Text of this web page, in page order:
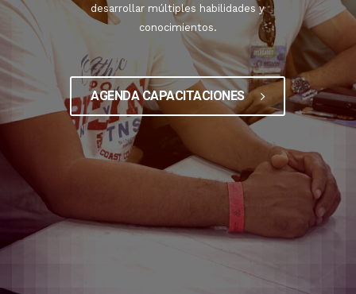
desarrollar múltiples habilidades y
conocimientos.
AGENDA CAPACITACIONES